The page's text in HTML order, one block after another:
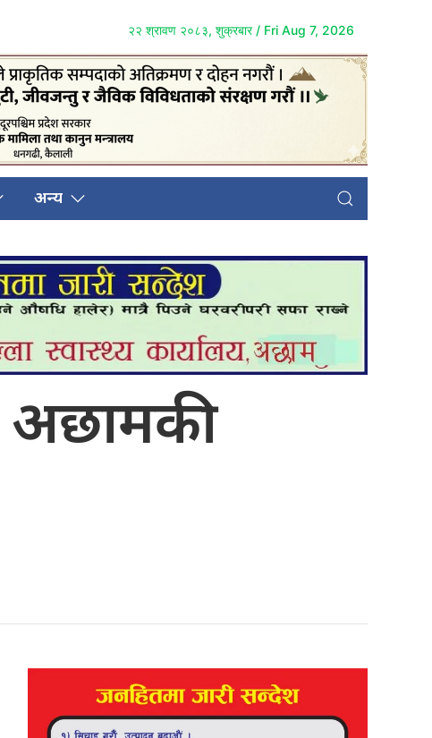
२२ श्रावण २०८३, शुक्रबार / Fri Aug 7, 2026
अन्य
अछामकी